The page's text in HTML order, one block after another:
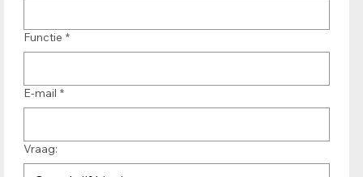
Functie *
E-mail *
Vraag: